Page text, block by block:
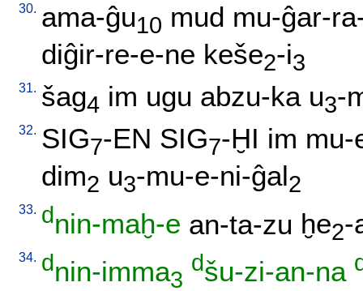
30. ama-ĝu10 mud mu-ĝar-
diĝir-re-e-ne keše2-i3
31. šag4 im ugu abzu-ka u3-
32. SIG7-EN SIG7-ḪI im mu-
dim2 u3-mu-e-ni-ĝal2
33. dnin-maḫ-e an-ta-zu ḫe2-
34. dnin-imma3
dšu-zi-an-na